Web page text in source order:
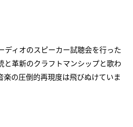
ディオのスピーカー試聴会を行った
と革新のクラフトマンシップと歌わ
楽の圧倒的再現度は飛びぬけていま